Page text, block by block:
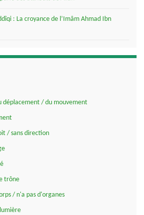
: La croyance de l’Imâm Ahmad Ibn
déplacement / du mouvement
/ sans direction
trône
/ n'a pas d'organes